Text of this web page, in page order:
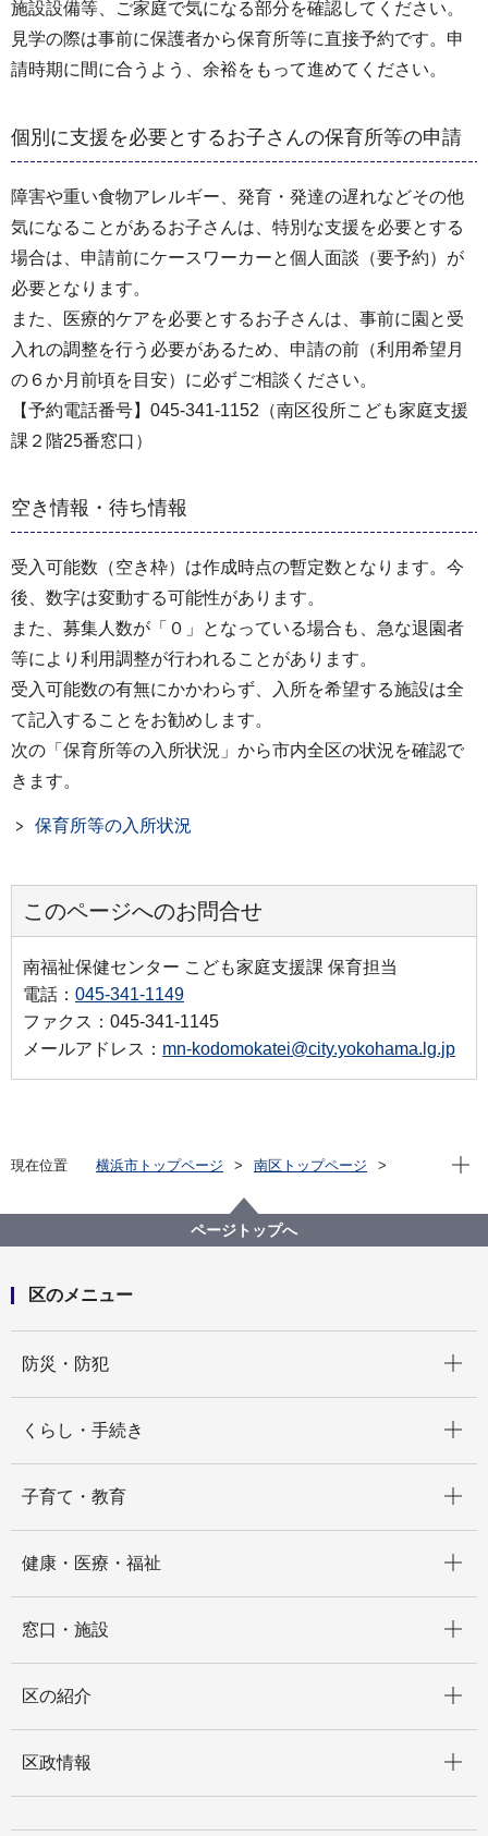
施設設備等、ご家庭で気になる部分を確認してください。
見学の際は事前に保護者から保育所等に直接予約です。申
請時期に間に合うよう、余裕をもって進めてください。
個別に支援を必要とするお子さんの保育所等の申請
障害や重い食物アレルギー、発育・発達の遅れなどその他
気になることがあるお子さんは、特別な支援を必要とする
場合は、申請前にケースワーカーと個人面談（要予約）が
必要となります。
また、医療的ケアを必要とするお子さんは、事前に園と受
入れの調整を行う必要があるため、申請の前（利用希望月
の６か月前頃を目安）に必ずご相談ください。
【予約電話番号】045-341-1152（南区役所こども家庭支援
課２階25番窓口）
空き情報・待ち情報
受入可能数（空き枠）は作成時点の暫定数となります。今
後、数字は変動する可能性があります。
また、募集人数が「０」となっている場合も、急な退園者
等により利用調整が行われることがあります。
受入可能数の有無にかかわらず、入所を希望する施設は全
て記入することをお勧めします。
次の「保育所等の入所状況」から市内全区の状況を確認で
きます。
保育所等の入所状況
このページへのお問合せ
南福祉保健センター こども家庭支援課 保育担当
電話： 045-341-1149
ファクス：045-341-1145
メールアドレス： mn-kodomokatei@city.yokohama.lg.jp
現在位置 横浜市トップページ
南区トップページ
認可保育所等の利用申請
現在
ページトップへ
区のメニュー
防災・防犯
くらし・手続き
子育て・教育
健康・医療・福祉
窓口・施設
区の紹介
区政情報